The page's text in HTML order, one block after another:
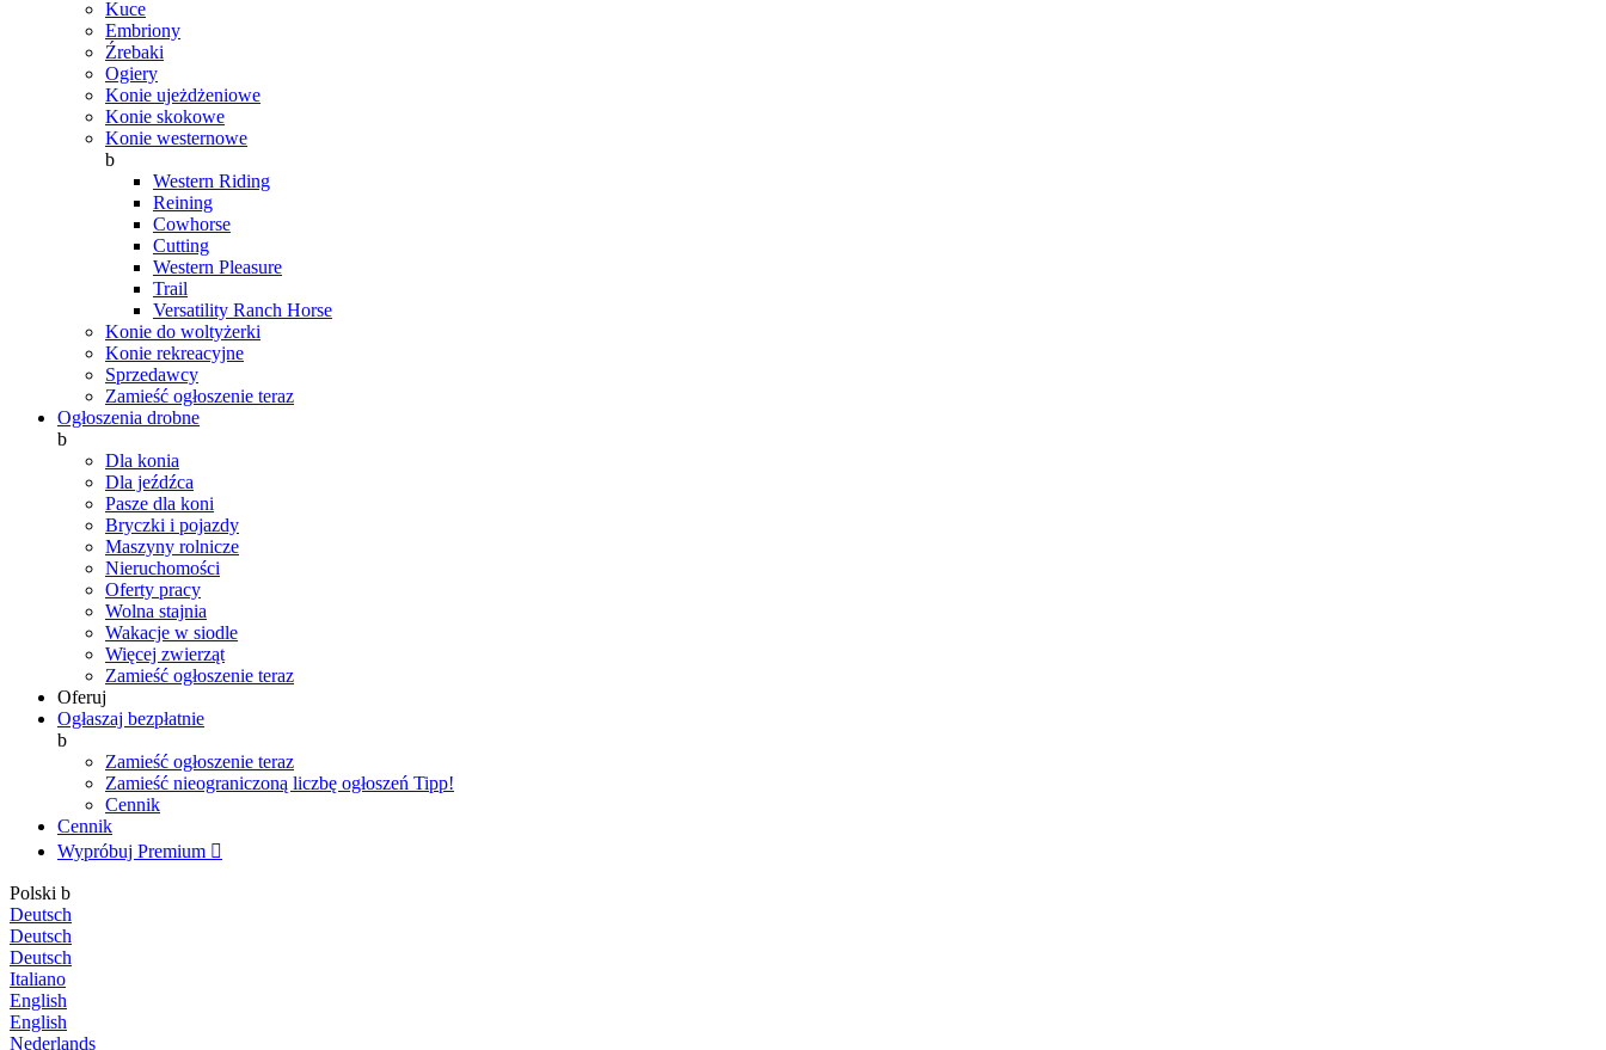
Kuce
Embriony
Źrebaki
Ogiery
Konie ujeżdżeniowe
Konie skokowe
Konie westernowe
b
Western Riding
Reining
Cowhorse
Cutting
Western Pleasure
Trail
Versatility Ranch Horse
Konie do woltyżerki
Konie rekreacyjne
Sprzedawcy
Zamieść ogłoszenie teraz
Ogłoszenia drobne
b
Dla konia
Dla jeźdźca
Pasze dla koni
Bryczki i pojazdy
Maszyny rolnicze
Nieruchomości
Oferty pracy
Wolna stajnia
Wakacje w siodle
Więcej zwierząt
Zamieść ogłoszenie teraz
Oferuj
Ogłaszaj bezpłatnie
b
Zamieść ogłoszenie teraz
Zamieść nieograniczoną liczbę ogłoszeń Tipp!
Cennik
Cennik
Wypróbuj Premium 
Polski b
Deutsch
Deutsch
Deutsch
Italiano
English
English
Nederlands